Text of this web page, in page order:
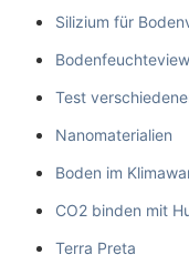
Silizium für
Test
Nanomaterialien
Boden im
CO2 binden mit
Terra Preta